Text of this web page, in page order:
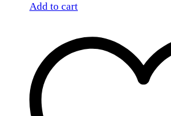
Add to cart